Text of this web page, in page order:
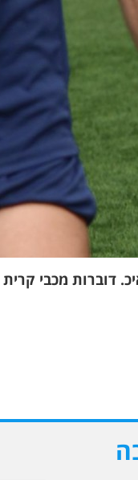
דוברות מכבי